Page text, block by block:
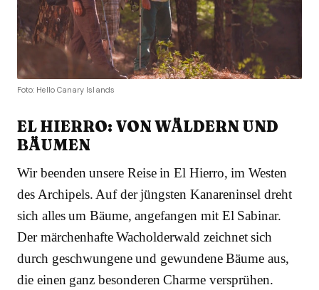
Foto: Hello Canary Islands
EL HIERRO: VON WÄLDERN UND
BÄUMEN
Wir beenden unsere Reise in El Hierro, im Westen
des Archipels. Auf der jüngsten Kanareninsel dreht
sich alles um Bäume, angefangen mit El Sabinar.
Der märchenhafte Wacholderwald zeichnet sich
durch geschwungene und gewundene Bäume aus,
die einen ganz besonderen Charme versprühen.